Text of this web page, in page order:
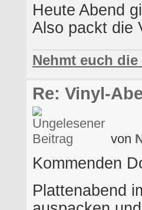
Heute Abend
Also packt die
Nehmt euch die
Re: Vinyl-
von
Kommenden
Plattenabend